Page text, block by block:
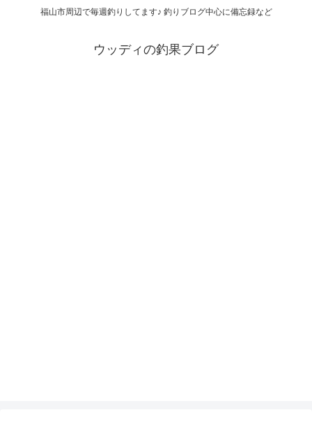
福山市周辺で毎週釣りしてます♪ 釣りブログ中心に備忘録など
ウッディの釣果ブログ